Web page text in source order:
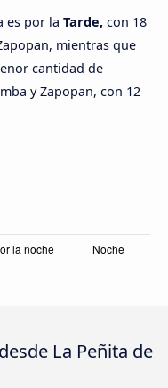
es por la Tarde, con 18
mientras que
cantidad de
y Zapopan, con 12
La Peñita de